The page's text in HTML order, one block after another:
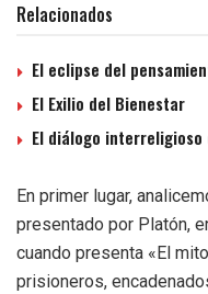
Relacionados
El eclipse del
El Exilio del Bienestar
El diálogo interreligioso
En primer lugar,
presentado por Platón,
cuando presenta «El
prisioneros,